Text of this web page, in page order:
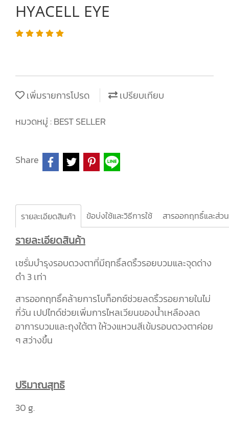
HYACELL EYE
เพิ่มรายการโปรด
เปรียบเทียบ
หมวดหมู่ :BEST SELLER
Share
รายละเอียดสินค้า ข้อบ่งใช้และวิธีการใช้ สารออกฤทธิ์และส่ว
รายละเอียดสินค้า
เซรั่มบำรุงรอบดวงตาที่มีฤทธิ์ลดริ้วรอยบวมและจุดด่าง
ดำ 3 เท่า
สารออกฤทธิ์คล้ายการโบท็อกซ์ช่วยลดริ้วรอยภายในไม่
กี่วัน เปปไทด์ช่วยเพิ่มการไหลเวียนของน้ำเหลืองลด
อาการบวมและถุงใต้ตา ให้วงแหวนสีเข้มรอบดวงตาค่อย
ๆ สว่างขึ้น
ปริมาณสุทธิ
30 g.